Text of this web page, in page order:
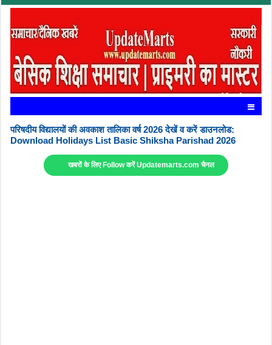
परिषदीय विद्यालयों की अवकाश तालिका वर्ष 2026 देखें व करें डाउनलोड:
Download Holidays List Basic Shiksha Parishad 2026
खबरों के लिए Follow करें Updatemarts.com चैनल